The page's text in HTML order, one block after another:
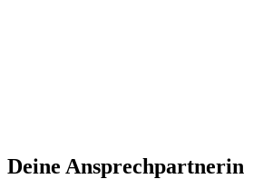
Deine Ansprechpartnerin